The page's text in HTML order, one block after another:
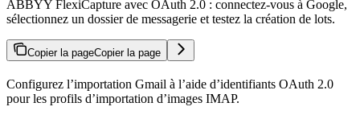
ABBYY FlexiCapture avec OAuth 2.0 : connectez-vous à Google,
sélectionnez un dossier de messagerie et testez la création de lots.
Copier la pageCopier la page
Configurez l’importation Gmail à l’aide d’identifiants OAuth 2.0
pour les profils d’importation d’images IMAP.